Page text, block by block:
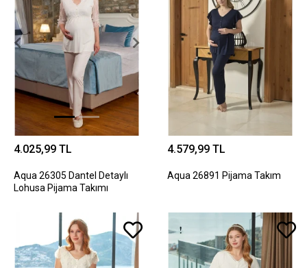
4.025,99 TL
Aqua 26305 Dantel Detaylı
Lohusa Pijama Takımı
4.579,99 TL
Aqua 26891 Pijama Takım